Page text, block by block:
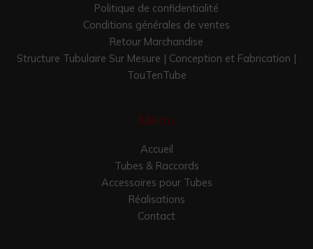
Politique de confidentialité
Conditions générales de ventes
Retour Marchandise
Structure Tubulaire Sur Mesure | Conception et Fabrication |
TouTenTube
Menu
Accueil
Tubes & Raccords
Accessoires pour Tubes
Réalisations
Contact